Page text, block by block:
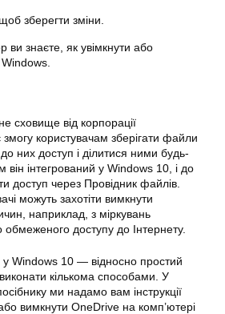
зберегти зміни.
ви знаєте, як увімкнути або
сховище від корпорації
користувачам зберігати файли
них доступ і ділитися ними будь-
інтегрований у Windows 10, і до
доступ через Провідник файлів.
можуть захотіти вимкнути
наприклад, з міркувань
обмеженого доступу до Інтернету.
Windows 10 — відносно простий
кількома способами. У
ми надамо вам інструкції
вимкнути OneDrive на комп’ютері